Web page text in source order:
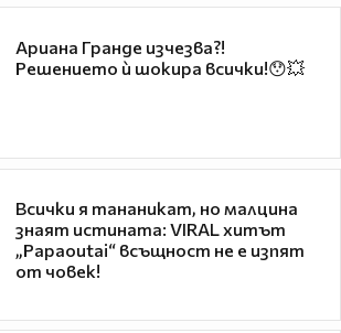
Ариана Гранде изчезва?!
Решението ѝ шокира всички!😯💥
Всички я тананикат, но малцина
знаят истината: VIRAL хитът
„Papaoutai“ всъщност не е изпят
от човек!